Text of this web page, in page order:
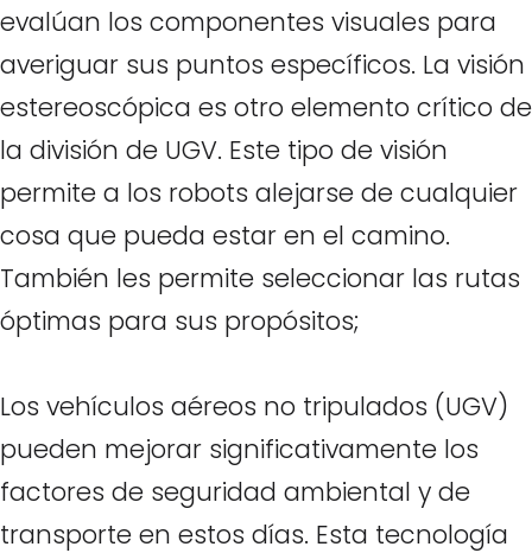
evalúan los componentes visuales para
averiguar sus puntos específicos. La visión
estereoscópica es otro elemento crítico de
la división de UGV. Este tipo de visión
permite a los robots alejarse de cualquier
cosa que pueda estar en el camino.
También les permite seleccionar las rutas
óptimas para sus propósitos;
Los vehículos aéreos no tripulados (UGV)
pueden mejorar significativamente los
factores de seguridad ambiental y de
transporte en estos días. Esta tecnología